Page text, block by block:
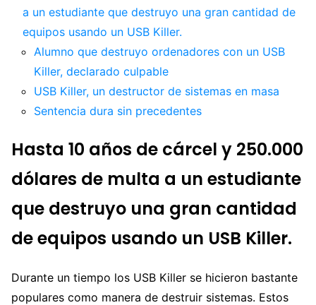
a un estudiante que destruyo una gran cantidad de
equipos usando un USB Killer.
Alumno que destruyo ordenadores con un USB
Killer, declarado culpable
USB Killer, un destructor de sistemas en masa
Sentencia dura sin precedentes
Hasta 10 años de cárcel y 250.000
dólares de multa a un estudiante
que destruyo una gran cantidad
de equipos usando un USB Killer.
Durante un tiempo los USB Killer se hicieron bastante
populares como manera de destruir sistemas. Estos